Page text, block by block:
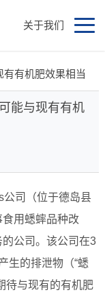
关于我们
有有机肥效果相当
能与现有有机
公司（位于德岛县
用蟋蟀品种改
公司。该公司在3
生的排泄物（“蟋
待与现有的有机肥